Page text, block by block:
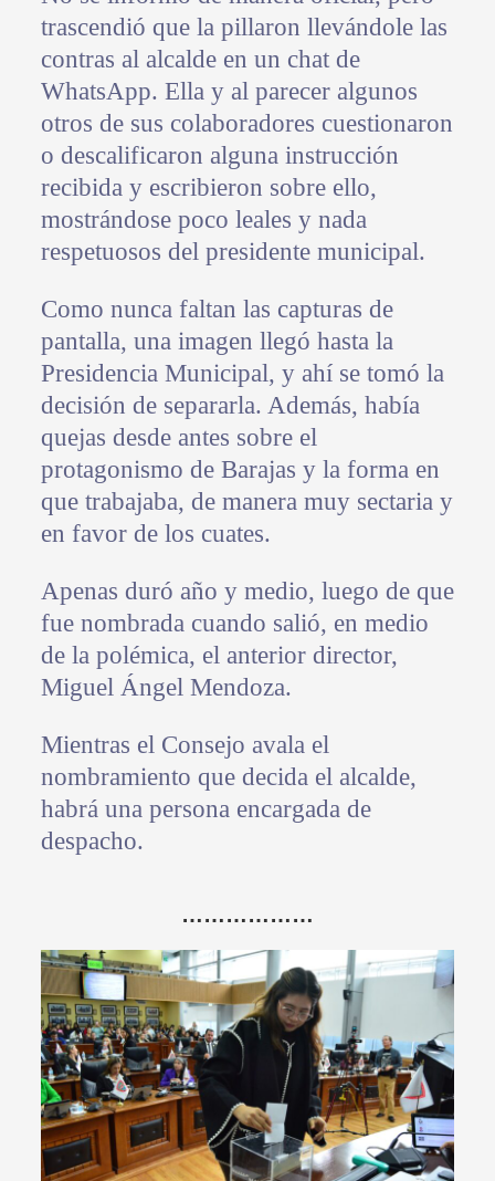
trascendió que la pillaron llevándole las
contras al alcalde en un chat de
WhatsApp. Ella y al parecer algunos
otros de sus colaboradores cuestionaron
o descalificaron alguna instrucción
recibida y escribieron sobre ello,
mostrándose poco leales y nada
respetuosos del presidente municipal.
Como nunca faltan las capturas de
pantalla, una imagen llegó hasta la
Presidencia Municipal, y ahí se tomó la
decisión de separarla. Además, había
quejas desde antes sobre el
protagonismo de Barajas y la forma en
que trabajaba, de manera muy sectaria y
en favor de los cuates.
Apenas duró año y medio, luego de que
fue nombrada cuando salió, en medio
de la polémica, el anterior director,
Miguel Ángel Mendoza.
Mientras el Consejo avala el
nombramiento que decida el alcalde,
habrá una persona encargada de
despacho.
………………